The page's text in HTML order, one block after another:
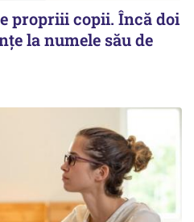
propriii copii. Încă doi
la numele său de